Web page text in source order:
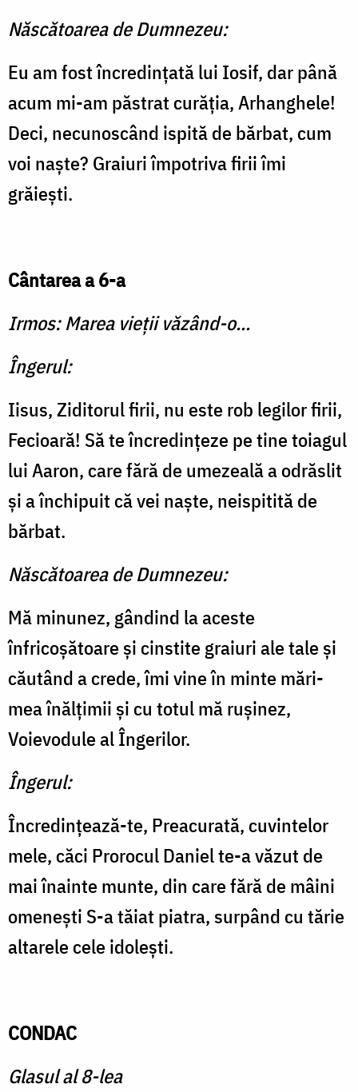
Născătoarea de Dumnezeu:
Eu am fost încredinţată lui Iosif, dar până
acum mi-am păstrat curăţia, Arhanghele!
Deci, necunoscând ispită de bărbat, cum
voi naşte? Graiuri împotriva firii îmi
grăieşti.
Cântarea a 6-a
Irmos: Marea vieţii văzând-o...
Îngerul:
Iisus, Ziditorul firii, nu este rob legilor firii,
Fecioară! Să te încredinţeze pe tine toia­gul
lui Aaron, care fără de umezeală a odrăslit
şi a închi­puit că vei naşte, neispitită de
bărbat.
Născătoarea de Dumnezeu:
Mă minunez, gândind la aceste
înfricoşătoare şi cinstite graiuri ale tale şi
căutând a crede, îmi vine în minte mări­
mea înălţimii şi cu totul mă ruşinez,
Voievodule al Îngerilor.
Îngerul:
Încredinţează-te, Preacurată, cuvintelor
mele, căci Prorocul Daniel te-a văzut de
mai înainte munte, din care fără de mâini
omeneşti S-a tăiat piatra, surpând cu tărie
altarele cele idoleşti.
CONDAC
Glasul al 8-lea